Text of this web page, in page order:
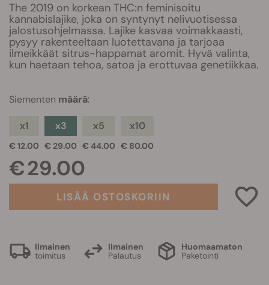
The 2019 on korkean THC:n feminisoitu
kannabislajike, joka on syntynyt nelivuotisessa
jalostusohjelmassa. Lajike kasvaa voimakkaasti,
pysyy rakenteeltaan luotettavana ja tarjoaa
ilmeikkäät sitrus-happamat aromit. Hyvä valinta,
kun haetaan tehoa, satoa ja erottuvaa genetiikkaa.
Siementen määrä:
x1
€ 12.00
x3
€ 29.00
x5
€ 44.00
x10
€ 80.00
€ 29.00
LISÄÄ OSTOSKORIIN
Ilmainen
toimitus
Ilmainen
Palautus
Huomaamaton
Paketointi